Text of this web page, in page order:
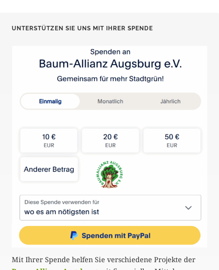
UNTERSTÜTZEN SIE UNS MIT IHRER SPENDE
Mit Ihrer Spende helfen Sie verschiedene Projekte der